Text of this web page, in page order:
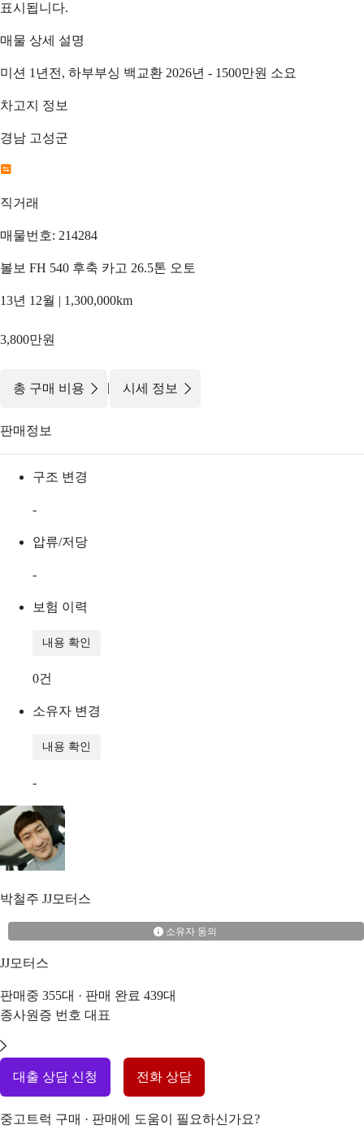
표시됩니다.
매물 상세 설명
미션 1년전, 하부부싱 백교환 2026년 - 1500만원 소요
차고지 정보
경남 고성군
직거래
매물번호: 214284
볼보 FH 540 후축 카고 26.5톤 오토
13년 12월 | 1,300,000km
3,800만원
총 구매 비용 | 시세 정보
판매정보
구조 변경
-
압류/저당
-
보험 이력
내용 확인
0건
소유자 변경
내용 확인
-
박철주 JJ모터스
소유자 동의
JJ모터스
판매중 355대 · 판매 완료 439대
종사원증 번호 대표
대출 상담 신청 전화 상담
중고트럭 구매 · 판매에 도움이 필요하신가요?